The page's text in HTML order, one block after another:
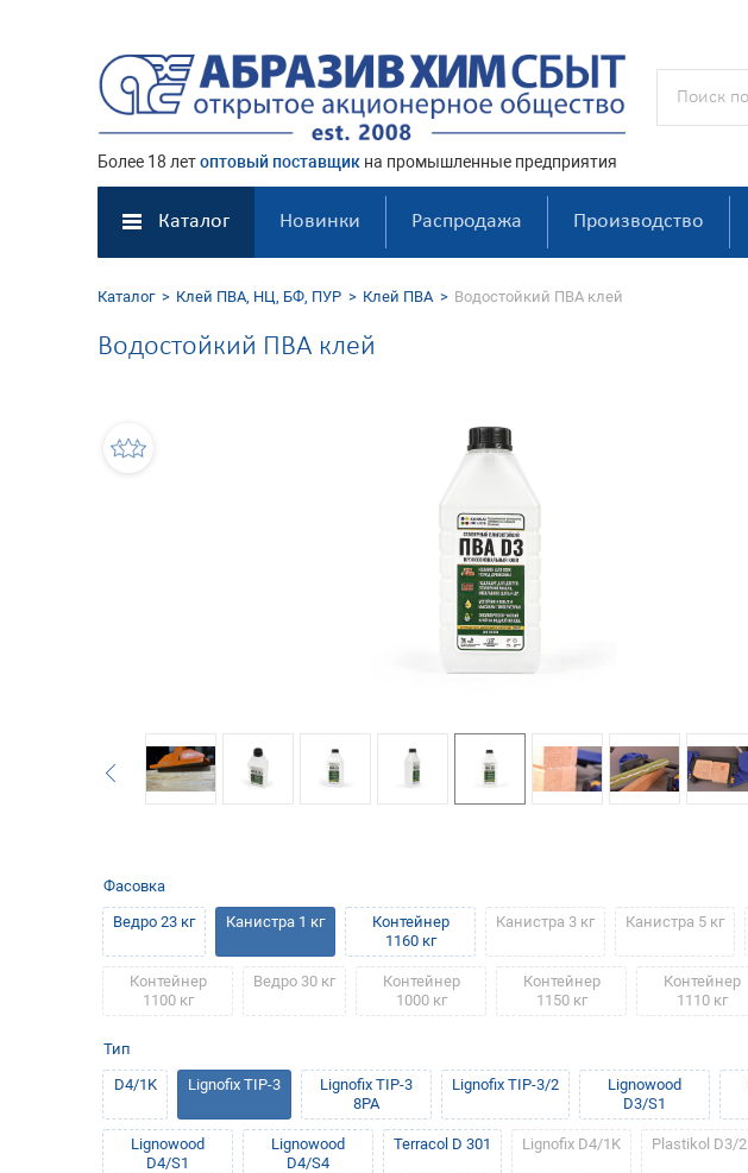
Более 18 летоптовый поставщик на промышленные предприятия
Каталог Новинки Распродажа Производство
Каталог Клей ПВА, НЦ, БФ, ПУР Клей ПВА Водостойкий ПВА клей
Водостойкий ПВА клей
Фасовка
Ведро 23 кг
Канистра 1 кг
Контейнер
1160 кг
Канистра 3 кг Канистра 5 кг
Контейнер
1100 кг
Ведро 30 кг
Контейнер
1000 кг
Контейнер
1150 кг
Контейнер
1110 кг
Тип
D4/1K
Lignofix TIP-3
Lignofix TIP-3
8PA
Lignofix TIP-3/2
Lignowood
D3/S1
Lignowood
D4/S1
Lignowood
D4/S4
Terracol D 301 Lignofix D4/1K Plastikol D3/2